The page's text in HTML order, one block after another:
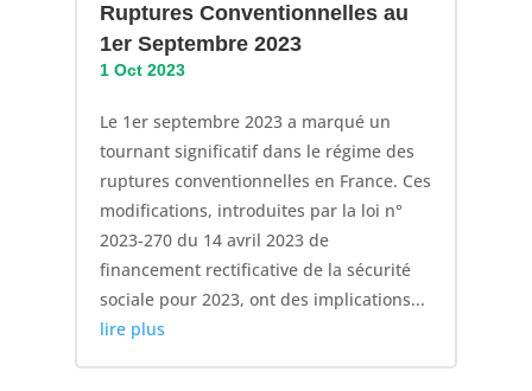
Ruptures Conventionnelles au
1er Septembre 2023
1 Oct 2023
Le 1er septembre 2023 a marqué un
tournant significatif dans le régime des
ruptures conventionnelles en France. Ces
modifications, introduites par la loi n°
2023-270 du 14 avril 2023 de
financement rectificative de la sécurité
sociale pour 2023, ont des implications...
lire plus